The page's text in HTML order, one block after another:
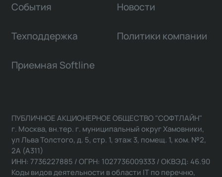
События Новости
Техподдержка Политики компании
Приемная Softline
ПУБЛИЧНОЕ АКЦИОНЕРНОЕ ОБЩЕСТВО "СОФТЛАЙН"
г. Москва, вн.тер. г. муниципальный округ Хамовники,
ул Льва Толстого, д. 5, стр. 1, этаж 3, помещ. 1, ком. №2,
2А (А311)
ИНН: 7736227885 / ОГРН: 1027736009333 / ОКВЭД: 46.90
Коды видов деятельности в области IT по перечню,